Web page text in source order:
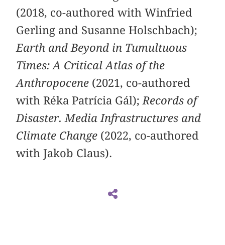
(2018, co-authored with Winfried
Gerling and Susanne Holschbach);
Earth and Beyond in Tumultuous
Times: A Critical Atlas of the
Anthropocene (2021, co-authored
with Réka Patrícia Gál); Records of
Disaster. Media Infrastructures and
Climate Change (2022, co-authored
with Jakob Claus).